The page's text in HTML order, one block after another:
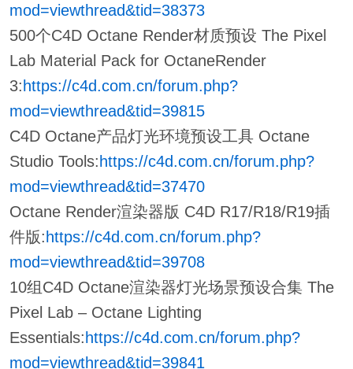
mod=viewthread&tid=38373
500个C4D Octane Render材质预设 The Pixel
Lab Material Pack for OctaneRender
3: https://c4d.com.cn/forum.php?
mod=viewthread&tid=39815
C4D Octane产品灯光环境预设工具 Octane
Studio Tools: https://c4d.com.cn/forum.php?
mod=viewthread&tid=37470
Octane Render渲染器版 C4D R17/R18/R19插
件版: https://c4d.com.cn/forum.php?
mod=viewthread&tid=39708
10组C4D Octane渲染器灯光场景预设合集 The
Pixel Lab – Octane Lighting
Essentials: https://c4d.com.cn/forum.php?
mod=viewthread&tid=39841